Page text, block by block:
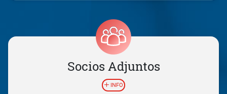
Socios Adjuntos
INFO